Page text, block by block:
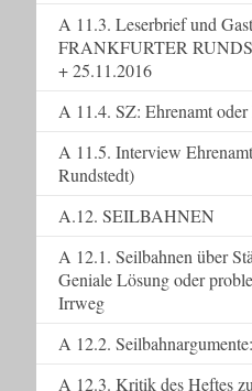
A 11.3. Leserbrief und
FRANKFURTER
+ 25.11.2016
A 11.4. SZ: Ehrenamt
A 11.5. Interview
Rundstedt)
A.12. SEILBAHNEN
A 12.1. Seilbahnen über
Geniale Lösung oder
Irrweg
A 12.2.
A 12.3. Kritik des Heftes